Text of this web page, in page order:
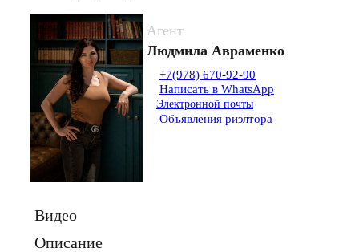
Агент
Людмила Авраменко
+7(978) 670-92-90
Написать в WhatsApp
Электронной почты
Объявления риэлтора
Описание
Видео